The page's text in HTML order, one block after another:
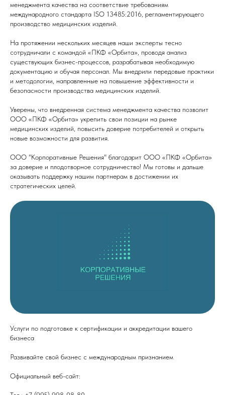
менеджмента качества на соответствие требованиям
международного стандарта ISO 13485:2016, регламентирующего
производство медицинских изделий.
На протяжении нескольких месяцев наши эксперты тесно
сотрудничали с командой «ПКФ «Орбита», проводя анализ
существующих бизнес-процессов, разрабатывая необходимую
документацию и обучая персонал. Мы внедрили передовые практики
и методологии, направленные на повышение эффективности и
безопасности производства медицинских изделий.
Уверены, что внедренная система менеджмента качества позволит
ООО «ПКФ «Орбита» укрепить свои позиции на рынке
медицинских изделий, повысить доверие потребителей и открыть
новые возможности для развития.
ООО "Корпоративные Решения" благодарит ООО «ПКФ «Орбита»
за доверие и плодотворное сотрудничество! Мы готовы и дальше
оказывать поддержку нашим партнерам в достижении их
стратегических целей.
Услуги по подготовке к сертификации и аккредитации вашего
бизнеса
Развивайте свой бизнес с международным признанием
Официальный веб-сайт: